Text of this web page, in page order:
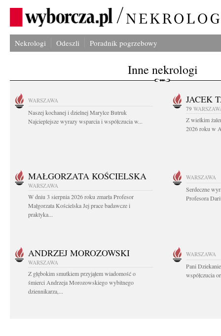
Nekrologi Odeszli Poradnik pogrzebowy
Inne nekrologi
WARSZAWA
Naszej kochanej i dzielnej Marylce Butruk
Najcieplejsze wyrazy wsparcia i współczucia w...
JACEK
79
Z wielkim
2026 roku w
MAŁGORZATA KOŚCIELSKA
WARSZAWA
W dniu 3 sierpnia 2026 roku zmarła Profesor
Małgorzata Kościelska Jej prace badawcze i
praktyka...
WARSZAWA
Serdeczne
Profesora
ANDRZEJ MOROZOWSKI
WARSZAWA
Z głębokim smutkiem przyjąłem wiadomość o
śmierci Andrzeja Morozowskiego wybitnego
dziennikarza,...
WARSZAWA
Pani
współczucia